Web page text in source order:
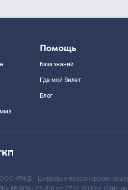
Помощь
База знаний
Где мой билет
Блог
«РЖД – Цифровые пассажирские